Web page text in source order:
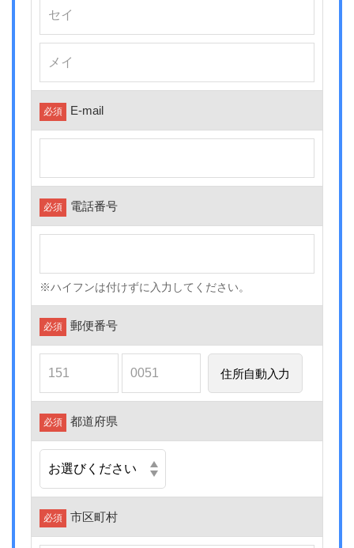
必須 E-mail
必須 電話番号
※ハイフンは付けずに入力してください。
必須 郵便番号
必須 都道府県
必須 市区町村